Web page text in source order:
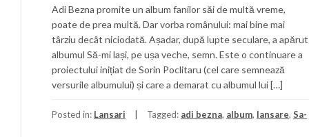
Adi Bezna promite un album fanilor săi de multă vreme,
poate de prea multă. Dar vorba românului: mai bine mai
târziu decât niciodată. Așadar, după lupte seculare, a apărut
albumul Să-mi lași, pe ușa veche, semn. Este o continuare a
proiectului inițiat de Sorin Poclitaru (cel care semnează
versurile albumului) și care a demarat cu albumul lui […]
Posted in: Lansari Tagged: adi bezna, album, lansare, Sa-